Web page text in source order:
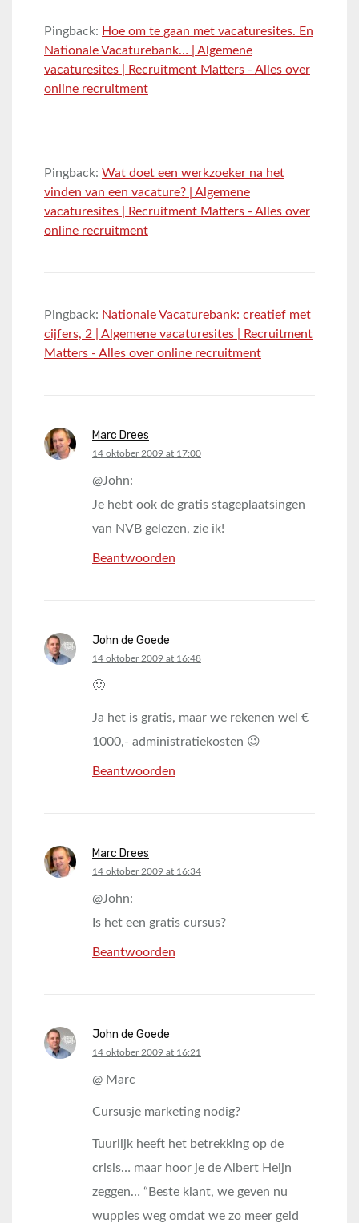
Pingback: Hoe om te gaan met vacaturesites. En
Nationale Vacaturebank… | Algemene
vacaturesites | Recruitment Matters - Alles over
online recruitment
Pingback: Wat doet een werkzoeker na het
vinden van een vacature? | Algemene
vacaturesites | Recruitment Matters - Alles over
online recruitment
Pingback: Nationale Vacaturebank: creatief met
cijfers, 2 | Algemene vacaturesites | Recruitment
Matters - Alles over online recruitment
Marc Drees
says:
14 oktober 2009 at 17:00
@John:
Je hebt ook de gratis stageplaatsingen
van NVB gelezen, zie ik!
Beantwoorden
John de Goede
says:
14 oktober 2009 at 16:48
🙂
Ja het is gratis, maar we rekenen wel €
1000,- administratiekosten 😉
Beantwoorden
Marc Drees
says:
14 oktober 2009 at 16:34
@John:
Is het een gratis cursus?
Beantwoorden
John de Goede
says:
14 oktober 2009 at 16:21
@ Marc
Cursusje marketing nodig?
Tuurlijk heeft het betrekking op de
crisis… maar hoor je de Albert Heijn
zeggen… “Beste klant, we geven nu
wuppies weg omdat we zo meer geld